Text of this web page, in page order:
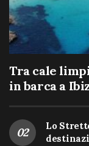
Tra cale
in barca a
Lo